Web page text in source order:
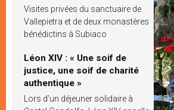
Visites privées du sanctuaire de
Vallepietra et de deux monastères
bénédictins à Subiaco
Léon XIV : « Une soif de
justice, une soif de charité
authentique »
Lors d’un déjeuner solidaire à